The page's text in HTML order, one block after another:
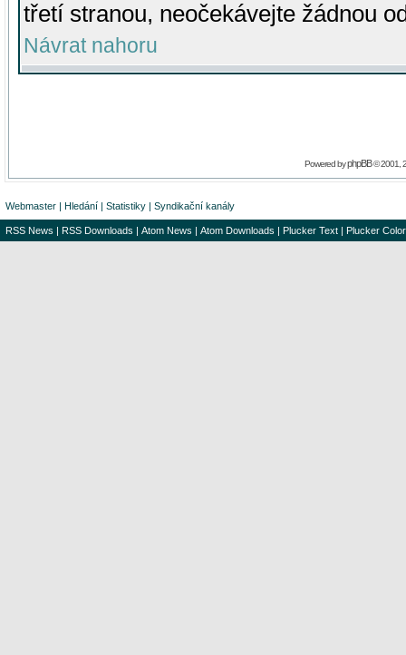
třetí stranou, neočekávejte žádnou
Návrat nahoru
Powered byphpBB© 2001,
Webmaster | Hledání | Statistiky | Syndikační kanály
RSS News | RSS Downloads | Atom News | Atom Downloads | Plucker Text | Plucker Color